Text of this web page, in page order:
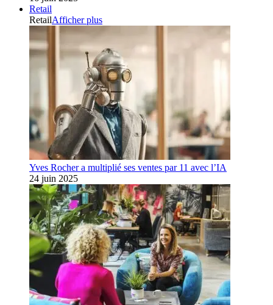
Retail
RetailAfficher plus
Yves Rocher a multiplié ses ventes par 11 avec l’IA
24 juin 2025